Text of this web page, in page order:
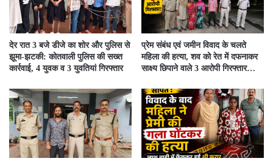
देर रात 3 बजे डीजे का शोर और पुलिस से
झूमा-झटकी: कोतवाली पुलिस की सख्त
कार्रवाई, 4 युवक व 3 युवतियां गिरफ्तार
प्रेम संबंध एवं जमीन विवाद के चलते
महिला की हत्या, शव को रेत में दफनाकर
साक्ष्य छिपाने वाले 3 आरोपी गिरफ्तार…